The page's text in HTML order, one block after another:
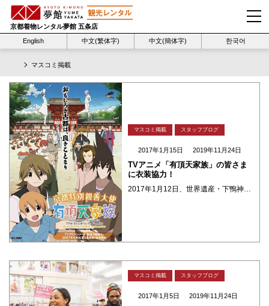
京都着物レンタル夢館 五条店
English
中文(繁体字) 中文(簡体字) 한국어
マスコミ掲載
マスコミ掲載 スタッフブログ
2017年1月15日 2019年11月24日
TVアニメ「有頂天家族」の皆さま
に衣装協力！
2017年1月12日、世界遺産・下鴨神社にて行われる催しに合わせ、 「有頂天家族」原作者の森見登美彦先生、TVアニメ版声優の櫻井孝宏さん(矢三郎 役)、能登麻美子さん(弁天 役)、間島淳司さん(二代目 役)、監督の吉原正 ・・・
マスコミ掲載 スタッフブログ
2017年1月5日 2019年11月24日